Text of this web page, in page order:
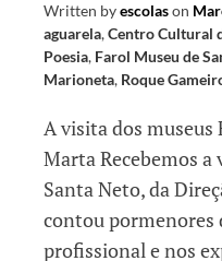
Written byescolason
aguarela,Centro Cultural
Poesia, Farol Museu de
Marioneta, Roque
A visita dos museus
Marta Recebemos
Santa Neto, da
contou pormenores
profissional e nos